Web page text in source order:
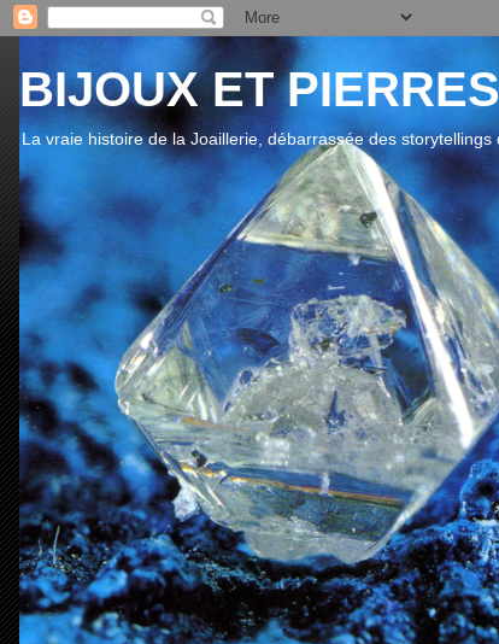
BIJOUX ET
La vraie histoire de la Joaillerie, débarrassée des